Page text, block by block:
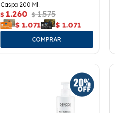
Caspa 200 Ml.
$ 1.260 $ 1.575
$ 1.071 $ 1.071